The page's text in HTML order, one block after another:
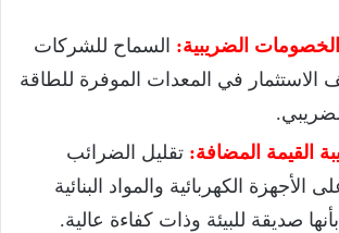
الضريبية: السماح للشركات
الاستثمار في المعدات الموفرة للطاقة
القيمة المضافة: تقليل الضرائب
الأجهزة الكهربائية والمواد البنائية
صديقة للبيئة وذات كفاءة عالية.